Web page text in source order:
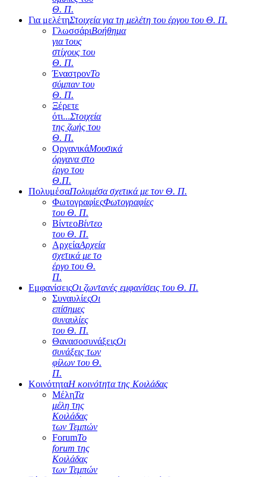
Θ. Π.
Για μελέτηΣτοιχεία για τη μελέτη του έργου του Θ. Π.
ΓλωσσάριΒοήθημα
για τους
στίχους του
Θ. Π.
ΈναστρονΤο
σύμπαν του
Θ. Π.
Ξέρετε
ότι...Στοιχεία
της ζωής του
Θ. Π.
ΟργανικάΜουσικά
όργανα στο
έργο του
Θ.Π.
ΠολυμέσαΠολυμέσα σχετικά με τον Θ. Π.
ΦωτογραφίεςΦωτογραφίες
του Θ. Π.
ΒίντεοΒίντεο
του Θ. Π.
ΑρχείαΑρχεία
σχετικά με το
έργο του Θ.
Π.
ΕμφανίσειςΟι ζωντανές εμφανίσεις του Θ. Π.
ΣυναυλίεςΟι
επίσημες
συναυλίες
του Θ. Π.
ΘανασοσυνάξειςΟι
συνάξεις των
φίλων του Θ.
Π.
ΚοινότηταΗ κοινότητα της Κοιλάδας
ΜέληΤα
μέλη της
Κοιλάδας
των Τεμπών
ForumΤο
forum της
Κοιλάδας
των Τεμπών